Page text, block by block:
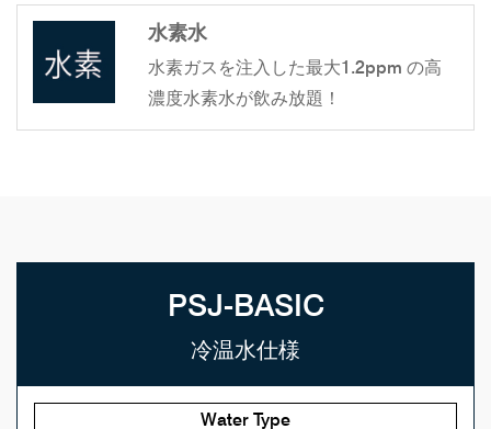
水素水
水素ガスを注入した最大1.2ppm の高
濃度水素水が飲み放題！
PSJ-BASIC
冷温水仕様
Water Type